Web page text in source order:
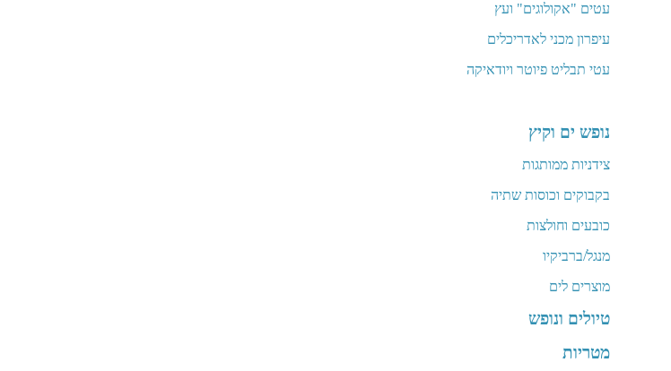
עטים "אקולוגים" ועץ
עיפרון מכני לאדריכלים
עטי תבליט פיוטר ויודאיקה
נופש ים וקיץ
צידניות ממותגות
בקבוקים וכוסות שתיה
כובעים וחולצות
מנגל/ברביקיו
מוצרים לים
טיולים ונופש
מטריות